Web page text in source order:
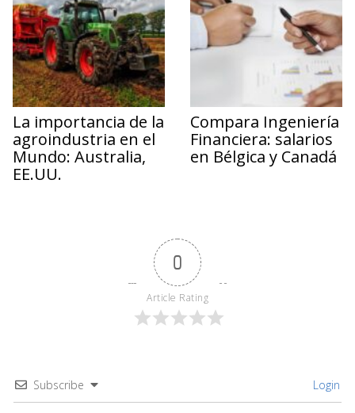
La importancia de la
agroindustria en el
Mundo: Australia,
EE.UU.
Compara Ingeniería
Financiera: salarios
en Bélgica y Canadá
0
Article Rating
Subscribe Login